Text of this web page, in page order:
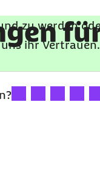
zu werden
ihr Vertrauen.
Ihre Bewertung: 1
Ihre Bewertung:
Ihre Ihre